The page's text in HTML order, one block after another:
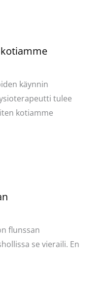
käynnin
tulee
kotiamme
flunssan
se vieraili. En